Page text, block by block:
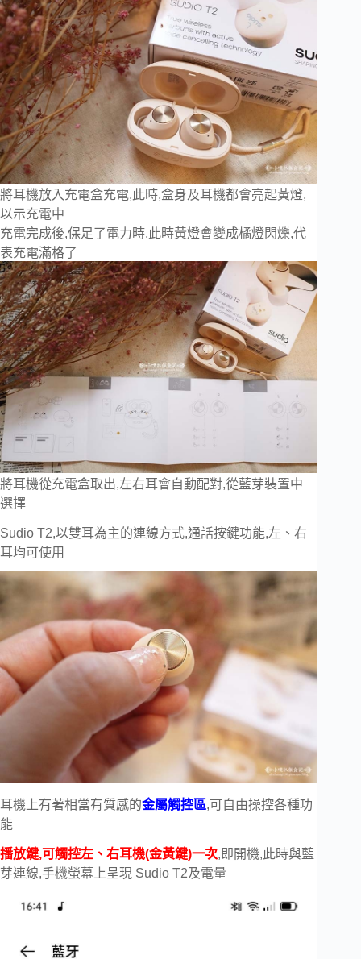
將耳機放入充電盒充電,此時,盒身及耳機都會亮起黃燈,
以示充電中
充電完成後,保足了電力時,此時黃燈會變成橘燈閃爍,代
表充電滿格了
將耳機從充電盒取出,左右耳會自動配對,從藍芽裝置中
選擇
Sudio T2,以雙耳為主的連線方式,通話按鍵功能,左、右
耳均可使用
耳機上有著相當有質感的金屬觸控區,可自由操控各種功
能
播放鍵,可觸控左、右耳機(金黃鍵)一次,即開機,此時與藍
芽連線,手機螢幕上呈現 Sudio T2及電量